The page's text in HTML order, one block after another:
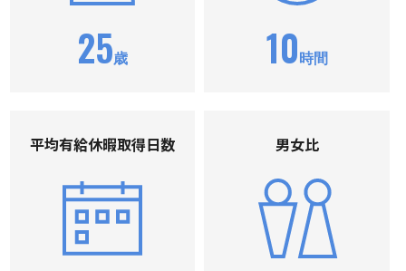
25歳 10時間
平均有給休暇取得⽇数 男⼥⽐